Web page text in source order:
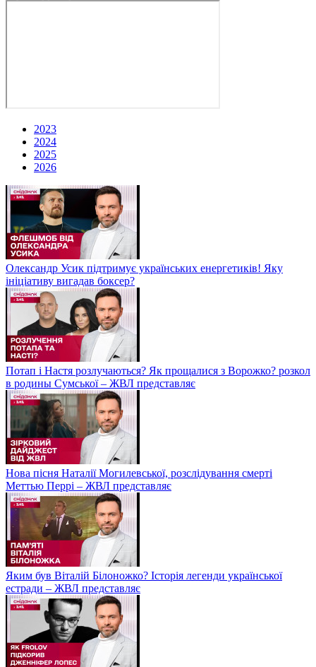
2023
2024
2025
2026
Олександр Усик підтримує українських енергетиків! Яку
ініціативу вигадав боксер?
Потап і Настя розлучаються? Як прощалися з Ворожко? розкол
в родины Сумської – ЖВЛ представляє
Нова пісня Наталії Могилевської, розслідування смерті
Меттью Перрі – ЖВЛ представляє
Яким був Віталій Білоножко? Історія легенди української
естради – ЖВЛ представляє